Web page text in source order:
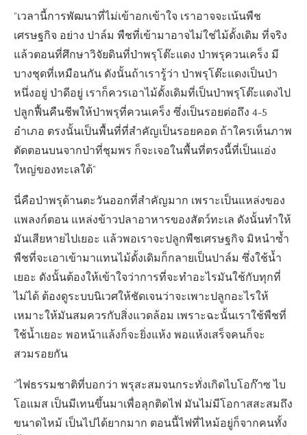
“เวลานี้การพัฒนาที่ไม่เข้าอกเข้าใจ เราอาจจะเน้นพืช
เศรษฐกิจ อย่าง ปาล์ม พืชที่เข้ามาอาจไม่ใช่ไม้ดั้งเดิม ที่จริง
แล้วตอนที่ศึกษาวิจัยดินที่ป่าพรุโต๊ะแดง ป่าพรุควนเคร็ง มี
บางชุดที่เหมือนกัน ดังนั้นถ้าเรารู้ว่า ป่าพรุโต๊ะแดงเป็นป่า
หนึ่งอยู่ ป่าดีอยู่ เราก็ควรเอาไม้ดั้งเดิมที่เป็นป่าพรุโต๊ะแดงไป
ปลูกฟื้นคืนชีพให้ป่าพรุที่ควนเคร็ง ซึ่งเป็นรอยต่อถึง 4-5
อำเภอ ตรงนั้นเป็นพื้นที่ที่สำคัญเป็นรอยคอด ถ้าใครเห็นภาพ
ตัดตอนบนจากป่าที่ชุมพร ก็จะเจอในพื้นที่ตรงนี้ที่เป็นแอ่ง
ใหญ่ของทะเลใต้”
นี่คือป่าพรุด้านตะวันออกที่สำคัญมาก เพราะเป็นแหล่งของ
แพลงก์ตอน แหล่งข้าวปลาอาหารของสัตว์ทะเล ดังนั้นทำให้
มันเสียหายไปเยอะ แล้วพอเราจะปลูกพืชเศรษฐกิจ มิหนำซ้ำ
พืชที่จะเอาเข้ามาแทนไม้ดั้งเดิมก็กลายเป็นปาล์ม ซึ่งใช้น้ำ
เยอะ ดังนั้นต้องให้เข้าใจว่าการที่จะทำอะไรมันใช้กับทุกที่
ไม่ได้ ต้องดูระบบนิเวศให้ชัดเจนว่าจะเพาะปลูกอะไรให้
เหมาะให้มันสมควรกับสิ่งแวดล้อม เพราะฉะนั้นเราใช้พืชที่
ใช้น้ำเยอะ พอหน้าแล้งก็จะยิ่งแห้ง พอแห้งเสร็จคนก็จะ
สวมรอยกัน
“ไฟธรรมชาติที่บอกว่า พรุสะสมจนกระทั่งเกิดไบโอก๊าซ ไบ
โอแมส เป็นมีเทนขึ้นมาเพื่อลุกติดไฟ มันไม่มีโอกาสสะสมถึง
ขนาดไหม้ เป็นไปได้ยากมาก ตอนนี้ไฟที่ไหม้อยู่ก็จากคนทั้ง